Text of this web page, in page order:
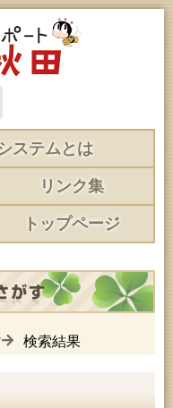
ステムとは
リンク集
トップページ
検索結果